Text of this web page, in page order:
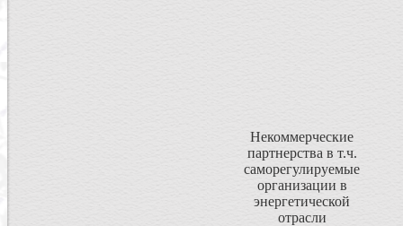
Некоммерческие
партнерства в т.ч.
саморегулируемые
организации в
энергетической
отрасли